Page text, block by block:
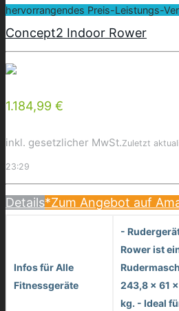
hervorrangendes Preis-Leistungs-
Concept2 Indoor Rower
1.184,99 €
inkl. gesetzlicher MwSt.Zuletzt
23:29
Details*Zum Angebot auf
Infos für Alle
Fitnessgeräte
-
Rower ist
243,8 x 61
kg. - Ideal